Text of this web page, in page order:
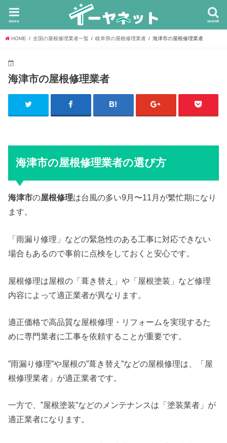
search
menu
HOME 全国の屋根修理業者一覧 岐阜県の屋根修理業者 海津市の屋根修理業者
海津市の屋根修理業者
海津市の屋根修理業者の選び方
海津市の屋根修理は台風の多い9月〜11月が繁忙期になり
ます。
「雨漏り修理」などの緊急性のある工事に対応できない
場合もあるので事前に点検をしておくと安心です。
屋根修理は屋根の「葺き替え」や「屋根塗装」など修理
内容によって適正業者が異なります。
適正価格で高品質な屋根修理・リフォームを実現するた
めに専門業者に工事を依頼することが重要です。
”雨漏り修理”や屋根の”葺き替え”などの屋根修理は、「屋
根修理業者」が適正業者です。
一方で、”屋根塗装”などのメンテナンスは「塗装業者」が
適正業者になります。